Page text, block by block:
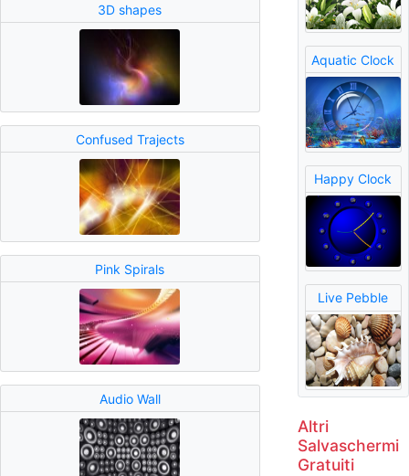
3D shapes
Confused Trajects
Pink Spirals
Audio Wall
Aquatic Clock
Happy Clock
Live Pebble
Altri
Salvaschermi
Gratuiti